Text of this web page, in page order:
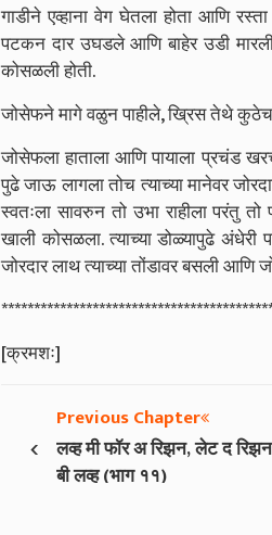
गाडीने एव्हाना वेग घेतला होता आणि
पटकन दार उघडले आणि बाहेर उडी
कोसळली होती.
जोसेफने मागे वळुन पाहीले, ख्रिस तेथे कुठेच
जोसेफला हाताला आणि पायाला प्रचंड
पुढे जाऊ लागला तोच त्याच्या मानेवर
स्वतःला सावरुन तो उभा राहीला परंतु
खाली कोसळला. त्याच्या डोळ्यापुढे
जोरदार लाथ त्याच्या तोंडावर बसली आणि
[क्रमशः]
‹
Previous Chapter
लव्ह मी फॉर अ रिझन, लेट द रिझन
बी लव्ह (भाग ११)